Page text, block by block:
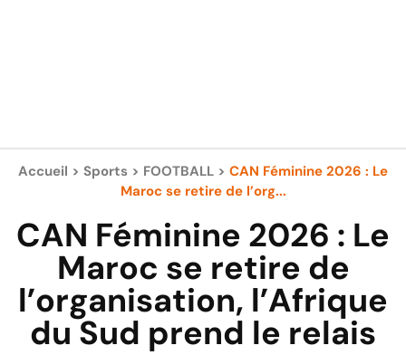
Accueil > Sports > FOOTBALL > CAN Féminine 2026 : Le
Maroc se retire de l’org...
CAN Féminine 2026 : Le
Maroc se retire de
l’organisation, l’Afrique
du Sud prend le relais